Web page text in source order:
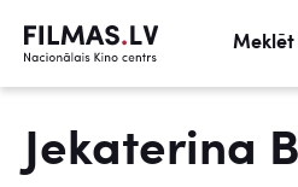
Meklēt
Jekaterina